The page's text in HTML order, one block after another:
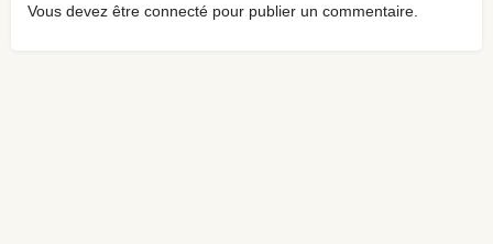
Vous devez être connecté pour publier un commentaire.